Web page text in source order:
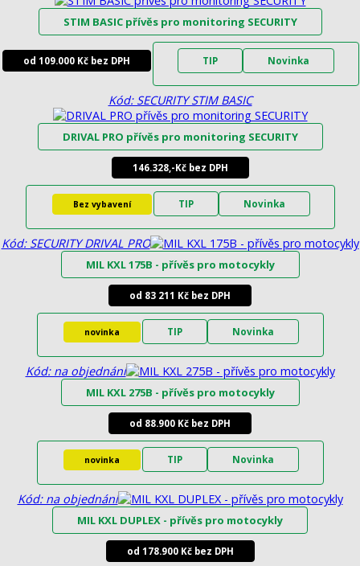
STIM BASIC přívěs pro monitoring SECURITY
od 109.000 Kč bez DPH TIP Novinka
Kód: SECURITY STIM BASIC
DRIVAL PRO přívěs pro monitoring SECURITY
146.328,-Kč bez DPH
Bez vybavení TIP Novinka
Kód: SECURITY DRIVAL PRO
MIL KXL 175B - přívěs pro motocykly
od 83 211 Kč bez DPH
novinka TIP Novinka
Kód: na objednání
MIL KXL 275B - přívěs pro motocykly
od 88.900 Kč bez DPH
novinka TIP Novinka
Kód: na objednání
MIL KXL DUPLEX - přívěs pro motocykly
od 178.900 Kč bez DPH